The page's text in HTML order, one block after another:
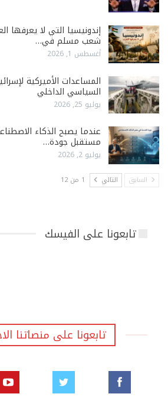
إندونيسيا التي لا يعرفها
شعب مسلم في…
أغسطس 1, 2026
المساعدات الأميركية
السياسي الداخلي
يوليو 25, 2026
عندما يصبح الذكاء
مستقبل جودة…
يوليو 2, 2026
السابق التالي 1 من 12
تابعونا على الفيسك
تابعونا على منصاتنا